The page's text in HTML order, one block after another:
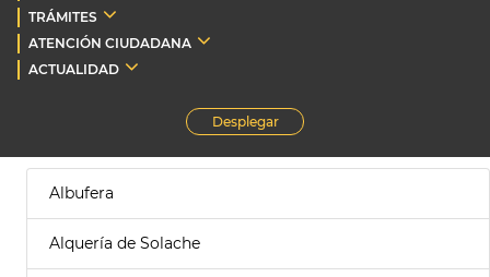
TRÁMITES
ATENCIÓN CIUDADANA
ACTUALIDAD
Desplegar
Albufera
Alquería de Solache